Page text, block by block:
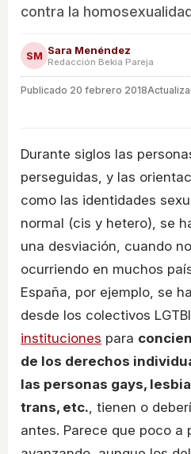
contra la
SM Sara Menéndez
Redacción Bekia Pareja
Publicado 20 febrero 2018
Durante siglos las
perseguidas, y las
como las identidades
normal (cis y hetero), se
una desviación, cuando
ocurriendo en muchos
España, por ejemplo, se
desde los colectivos
instituciones para
de los derechos
las personas gays,
trans, etc., tienen o
antes. Parece que poco a